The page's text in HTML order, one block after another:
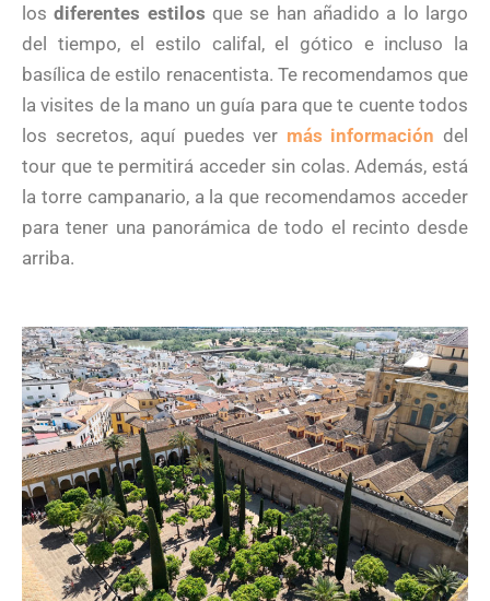
losdiferentes estilos que se han añadido a lo largo
del tiempo, el estilo califal, el gótico e incluso la
basílica de estilo renacentista. Te recomendamos que
la visites de la mano un guía para que te cuente todos
los secretos, aquí puedes ver más información del
tour que te permitirá acceder sin colas. Además, está
la torre campanario, a la que recomendamos acceder
para tener una panorámica de todo el recinto desde
arriba.